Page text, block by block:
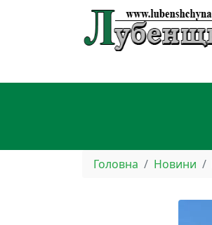
Головна Новини